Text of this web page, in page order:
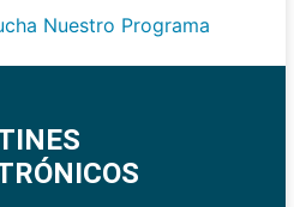
Nuestro Programa